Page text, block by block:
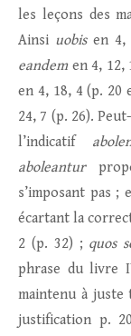
les leçons des
Ainsi uobisen 4,
eandem en 4, 12,
en 4, 18, 4 (p. 20
24, 7 (p. 26).
l’indicatif
aboleantur
s’imposant pas ;
écartant la
2 (p. 32) ; quos
phrase du livre
maintenu à
justification p.